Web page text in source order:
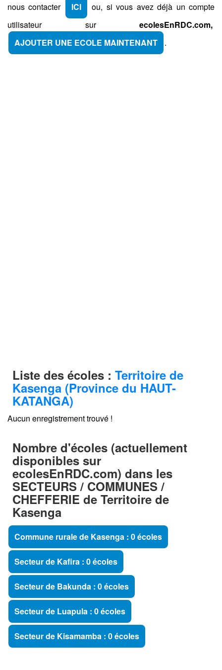
nous contacter
ICI
ou, si vous avez déjà un compte
utilisateur sur ecolesEnRDC.com,
AJOUTER UNE ECOLE MAINTENANT
.
Liste des écoles : Territoire de
Kasenga (Province du HAUT-
KATANGA)
Aucun enregistrement trouvé !
Nombre d'écoles (actuellement
disponibles sur
ecolesEnRDC.com) dans les
SECTEURS / COMMUNES /
CHEFFERIE de Territoire de
Kasenga
Commune rurale de Kasenga : 0 écoles
Secteur de Kafira : 0 écoles
Secteur de Bakunda : 0 écoles
Secteur de Luapula : 0 écoles
Secteur de Kisamamba : 0 écoles